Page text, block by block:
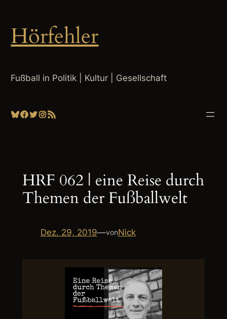
springen
Hörfehler
Fußball in Politik | Kultur | Gesellschaft
Bluesky
Facebook
Twitter
Instagram
RSS-Feed
HRF 062 | eine Reise durch
Themen der Fußballwelt
Dez. 29, 2019—vonNick